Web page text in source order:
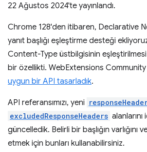
22 Ağustos 2024'te yayınlandı.
Chrome 128'den itibaren, Declarative
yanıt başlığı eşleştirme desteği
Content-Type üstbilgisinin eşleştirilmesi
bir özellikti. WebExtensions
uygun bir API tasarladık.
API referansımızı, yeni
excludedResponseHeaders
güncelledik. Belirli bir başlığın varlığını
etmek için bunları kullanabilirsiniz.